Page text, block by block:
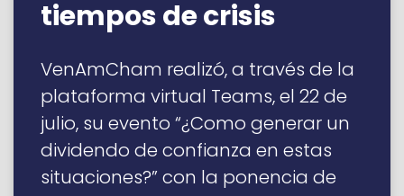
tiempos de crisis
VenAmCham realizó, a través de la
plataforma virtual Teams, el 22 de
julio, su evento “¿Como generar un
dividendo de confianza en estas
situaciones?” con la ponencia de